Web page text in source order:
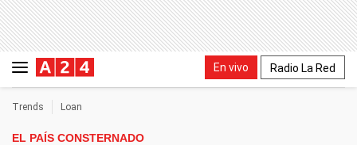
En vivo Radio La Red
Trends Loan
EL PAÍS CONSTERNADO